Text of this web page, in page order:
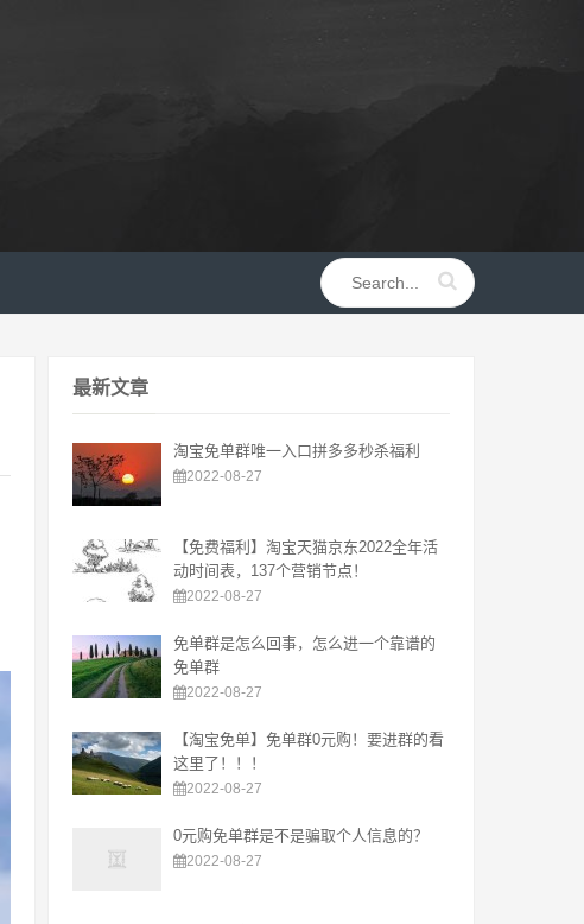
最新文章
淘宝免单群唯一入口拼多多秒杀福利
2022-08-27
【免费福利】淘宝天猫京东2022全年活
动时间表，137个营销节点！
2022-08-27
免单群是怎么回事，怎么进一个靠谱的
免单群
2022-08-27
【淘宝免单】免单群0元购！要进群的看
这里了！！！
2022-08-27
0元购免单群是不是骗取个人信息的？
2022-08-27